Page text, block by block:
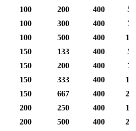
100 200 400
50
100 300 400
75
100 500 400
150 133 400
50
150 200 400
75
150 333 400
150 667 400
200 250 400
200 500 400